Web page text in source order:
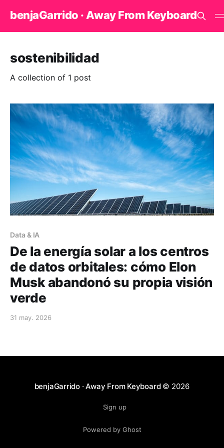
benjaGarrido · Away From Keyboard
sostenibilidad
A collection of 1 post
Data & IA
De la energía solar a los centros
de datos orbitales: cómo Elon
Musk abandonó su propia visión
verde
31 may. 2026
benjaGarrido · Away From Keyboard© 2026
Sign up
Powered by Ghost